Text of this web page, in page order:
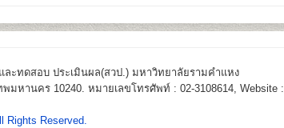
ะทดสอบ ประเมินผล(สวป.) มหาวิทยาลัยรามคำแหง
มหานคร 10240. หมายเลขโทรศัพท์ : 02-3108614, Website :
Rights Reserved.